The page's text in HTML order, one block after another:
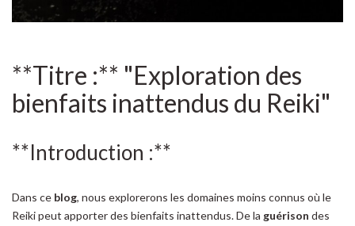
**Titre :** "Exploration des
bienfaits inattendus du Reiki"
**Introduction :**
Dans ce blog, nous explorerons les domaines moins connus où le
Reiki peut apporter des bienfaits inattendus. De la guérison des